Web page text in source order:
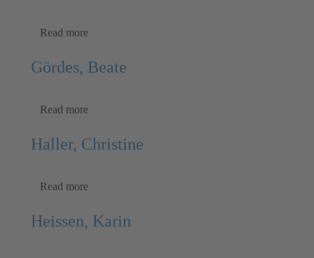
Read more
Gördes, Beate
Read more
Haller, Christine
Read more
Heissen, Karin